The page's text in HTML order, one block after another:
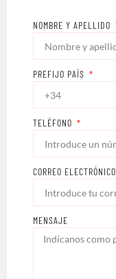
NOMBRE Y APELLIDO
PREFIJO PAÍS
TELÉFONO
CORREO ELECTRÓNICO
MENSAJE